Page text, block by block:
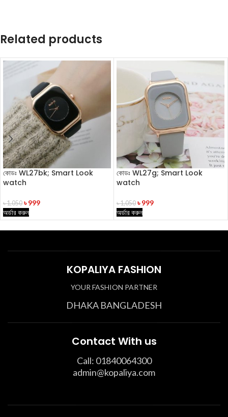
Related products
কোডঃ WL27bk; Smart Look
watch
৳1,050 ৳999
অর্ডার করুন
কোডঃ WL27g; Smart Look
watch
৳1,050 ৳999
অর্ডার করুন
KOPALIYA FASHION
YOUR FASHION PARTNER
DHAKA BANGLADESH
Contact With us
Call: 01840064300
admin@kopaliya.com